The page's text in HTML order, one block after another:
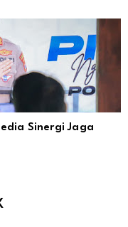
Sinergi Jaga